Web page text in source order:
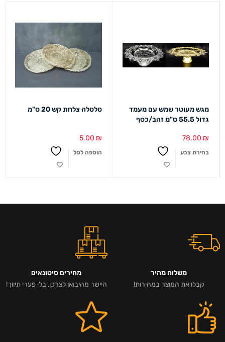
מגש מעוטר שמש עם מעמד
גדול 55.5 ס"מ זהב/כסף
78.00 ₪
בחירת צבע
סלסלה צלחת קש 20 ס"מ
5.00 ₪
הוספה לסל
משלוח מהיר
קבלו את המוצר במהירות!
מחירים סיטונאים
היישר מהיבואן לצרכן, בלי פערי תיווך!